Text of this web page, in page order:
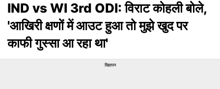
IND vs WI 3rd ODI: व‍िराट कोहली बोले,
'आख‍िरी क्षणों में आउट हुआ तो मुझे खुद पर
काफी गुस्‍सा आ रहा था'
विज्ञापन